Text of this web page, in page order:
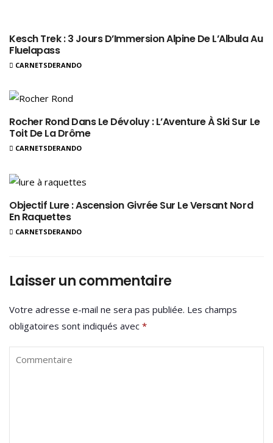
Kesch Trek : 3 Jours D’Immersion Alpine De L’Albula Au
Fluelapass
CARNETSDERANDO
Rocher Rond Dans Le Dévoluy : L’Aventure À Ski Sur Le
Toit De La Drôme
CARNETSDERANDO
Objectif Lure : Ascension Givrée Sur Le Versant Nord
En Raquettes
CARNETSDERANDO
Laisser un commentaire
Votre adresse e-mail ne sera pas publiée. Les champs
obligatoires sont indiqués avec *